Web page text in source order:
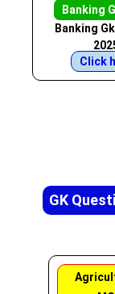
Banking
Banking
Click
GK